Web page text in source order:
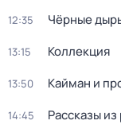
12:35 Чёрные
13:15 Коллекция
13:50 Кайман и
14:45 Рассказы